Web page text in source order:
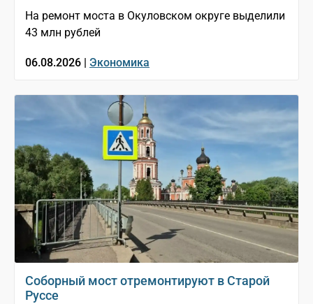
На ремонт моста в Окуловском округе выделили
43 млн рублей
06.08.2026 | Экономика
Соборный мост отремонтируют в Старой
Руссе